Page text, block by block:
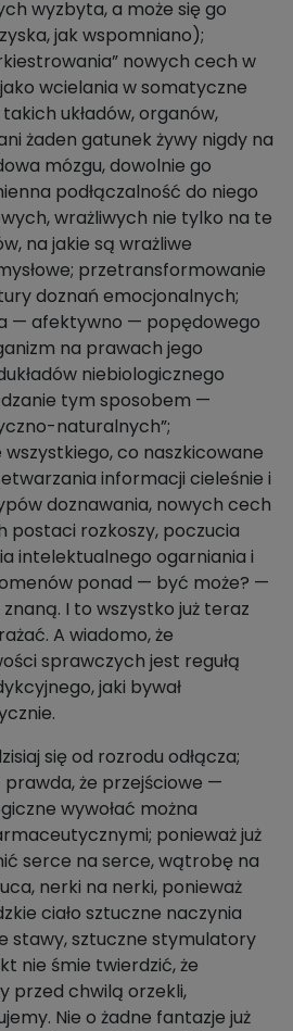
wyzbyta, a może się go
jak wspomniano);
nowych cech w
wcielania w somatyczne
układów, organów,
żaden gatunek żywy nigdy na
mózgu, dowolnie go
podłączalność do niego
wrażliwych nie tylko na te
na jakie są wrażliwe
przetransformowanie
doznań emocjonalnych;
— afektywno — popędowego
na prawach jego
niebiologicznego
tym sposobem —
naturalnych”;
co naszkicowane
informacji cieleśnie i
doznawania, nowych cech
postaci rozkoszy, poczucia
intelektualnego ogarniania i
ponad — być może? —
I to wszystko już teraz
A wiadomo, że
sprawczych jest regułą
jaki bywał
się od rozrodu odłącza;
prawda, że przejściowe —
wywołać można
ponieważ już
serce na serce, wątrobę na
nerki na nerki, ponieważ
ciało sztuczne naczynia
stawy, sztuczne stymulatory
nie śmie twierdzić, że
przed chwilą orzekli,
Nie o żadne fantazje już